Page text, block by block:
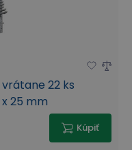
22 ks
25 mm
Kúpiť